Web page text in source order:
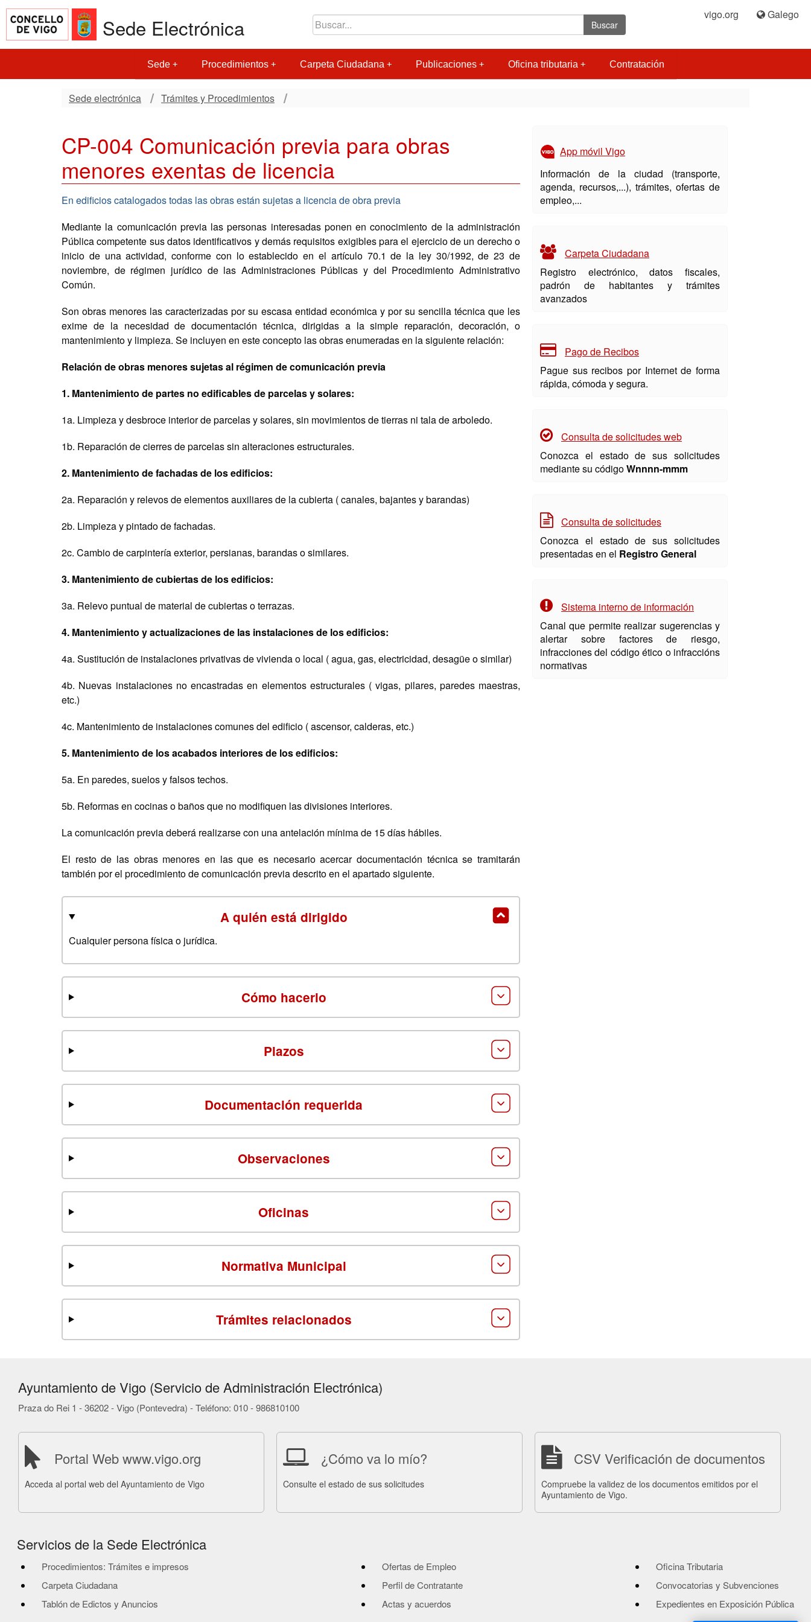
Sede Electrónica Buscar
vigo.org Galego
Sede Procedimientos Carpeta Ciudadana Publicaciones Oficina tributaria Contratación
Sede electrónica Trámites y Procedimientos
CP-004 Comunicación previa para obras
menores exentas de licencia
En edificios catalogados todas las obras están sujetas a licencia de obra previa
Mediante la comunicación previa las personas interesadas ponen en conocimiento de la administración
Pública competente sus datos identificativos y demás requisitos exigibles para el ejercicio de un derecho o
inicio de una actividad, conforme con lo establecido en el artículo 70.1 de la ley 30/1992, de 23 de
noviembre, de régimen jurídico de las Administraciones Públicas y del Procedimiento Administrativo
Común.
Son obras menores las caracterizadas por su escasa entidad económica y por su sencilla técnica que les
exime de la necesidad de documentación técnica, dirigidas a la simple reparación, decoración, o
mantenimiento y limpieza. Se incluyen en este concepto las obras enumeradas en la siguiente relación:
Relación de obras menores sujetas al régimen de comunicación previa
1. Mantenimiento de partes no edificables de parcelas y solares:
1a. Limpieza y desbroce interior de parcelas y solares, sin movimientos de tierras ni tala de arboledo.
1b. Reparación de cierres de parcelas sin alteraciones estructurales.
2. Mantenimiento de fachadas de los edificios:
2a. Reparación y relevos de elementos auxiliares de la cubierta ( canales, bajantes y barandas)
2b. Limpieza y pintado de fachadas.
2c. Cambio de carpintería exterior, persianas, barandas o similares.
3. Mantenimiento de cubiertas de los edificios:
3a. Relevo puntual de material de cubiertas o terrazas.
4. Mantenimiento y actualizaciones de las instalaciones de los edificios:
4a. Sustitución de instalaciones privativas de vivienda o local ( agua, gas, electricidad, desagüe o similar)
4b. Nuevas instalaciones no encastradas en elementos estructurales ( vigas, pilares, paredes maestras,
etc.)
4c. Mantenimiento de instalaciones comunes del edificio ( ascensor, calderas, etc.)
5. Mantenimiento de los acabados interiores de los edificios:
5a. En paredes, suelos y falsos techos.
5b. Reformas en cocinas o baños que no modifiquen las divisiones interiores.
La comunicación previa deberá realizarse con una antelación mínima de 15 días hábiles.
El resto de las obras menores en las que es necesario acercar documentación técnica se tramitarán
también por el procedimiento de comunicación previa descrito en el apartado siguiente.
A quién está dirigido
Cualquier persona física o jurídica.
Cómo hacerlo
Plazos
Documentación requerida
Observaciones
Oficinas
Normativa Municipal
Trámites relacionados
App móvil Vigo
Información de la ciudad (transporte,
agenda, recursos,...), trámites, ofertas de
empleo,...
Carpeta Ciudadana
Registro electrónico, datos fiscales,
padrón de habitantes y trámites
avanzados
Pago de Recibos
Pague sus recibos por Internet de forma
rápida, cómoda y segura.
Consulta de solicitudes web
Conozca el estado de sus solicitudes
mediante su códigoWnnnn-mmm
Consulta de solicitudes
Conozca el estado de sus solicitudes
presentadas en el Registro General
Sistema interno de información
Canal que permite realizar sugerencias y
alertar sobre factores de riesgo,
infracciones del código ético o infraccións
normativas
Ayuntamiento de Vigo (Servicio de Administración Electrónica)
Praza do Rei 1 - 36202 - Vigo (Pontevedra) - Teléfono: 010 - 986810100
Portal Web www.vigo.org
Acceda al portal web del Ayuntamiento de Vigo
¿Cómo va lo mío?
Consulte el estado de sus solicitudes
CSV Verificación de documentos
Compruebe la validez de los documentos emitidos por el
Ayuntamiento de Vigo.
Servicios de la Sede Electrónica
Procedimientos: Trámites e impresos
Carpeta Ciudadana
Tablón de Edictos y Anuncios
Ofertas de Empleo
Perfil de Contratante
Actas y acuerdos
Oficina Tributaria
Convocatorias y Subvenciones
Expedientes en Exposición Pública